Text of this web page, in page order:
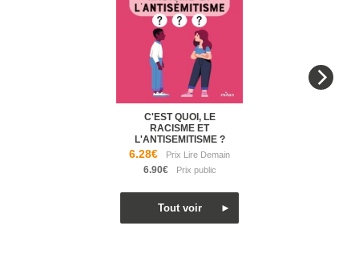
C'EST QUOI, LE
RACISME ET
L'ANTISEMITISME ?
6.28€
6.90€